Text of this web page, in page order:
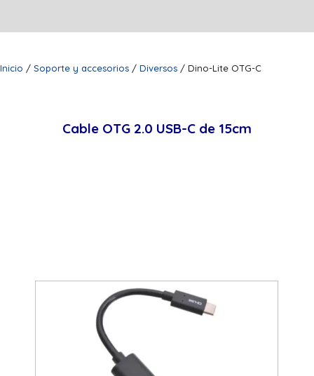
Inicio / Soporte y accesorios / Diversos / Dino-Lite OTG-C
Cable OTG 2.0 USB-C de 15cm